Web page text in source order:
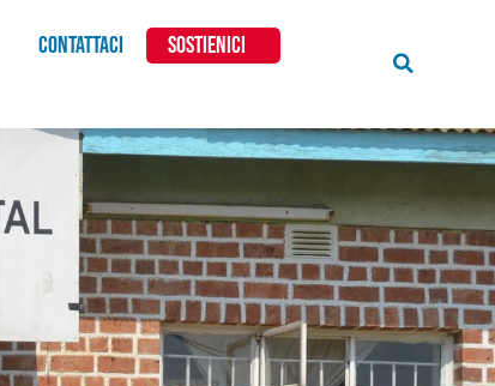
CONTATTACI
SOSTIENICI